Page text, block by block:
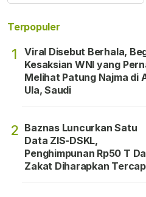
Terpopuler
1
Viral Disebut Berhala,
Kesaksian WNI yang
Melihat Patung Najma di
Ula, Saudi
2 Baznas Luncurkan Satu
Data ZIS-DSKL,
Penghimpunan Rp50 T
Zakat Diharapkan